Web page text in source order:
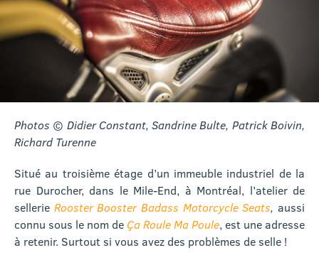
Photos © Didier Constant, Sandrine Bulte, Patrick Boivin,
Richard Turenne
Situé au troisième étage d’un immeuble industriel de la
rue Durocher, dans le Mile-End, à Montréal, l’atelier de
sellerie Rooster Booster Badass Motorcycle Seats, aussi
connu sous le nom de Ça Roule Ma Poule, est une adresse
à retenir. Surtout si vous avez des problèmes de selle !